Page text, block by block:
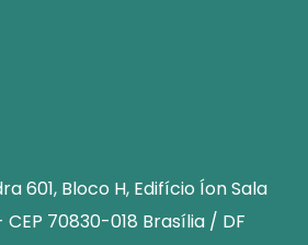
601, Bloco H, Edifício Íon Sala
70830-018 Brasília / DF